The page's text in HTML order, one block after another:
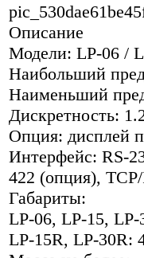
Описание
Модели: LP-06 /
Наибольший
Наименьший
Дискретность:
Опция: дисплей
Интерфейс: RS-
422 (опция),
Габариты:
LP-06, LP-15,
LP-15R, LP-30R: